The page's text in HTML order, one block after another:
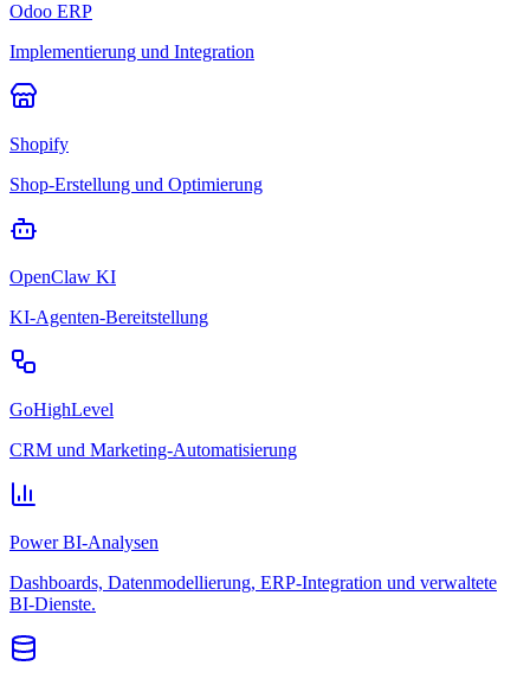
Odoo ERP
Implementierung und Integration
Shopify
Shop-Erstellung und Optimierung
OpenClaw KI
KI-Agenten-Bereitstellung
GoHighLevel
CRM und Marketing-Automatisierung
Power BI-Analysen
Dashboards, Datenmodellierung, ERP-Integration und verwaltete
BI-Dienste.